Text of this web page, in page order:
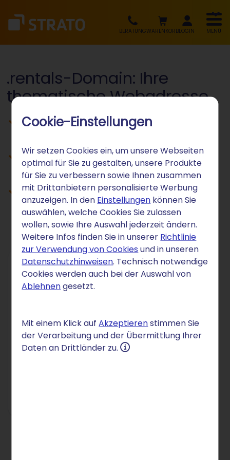
Cookie-Einstellungen
Wir setzen Cookies ein, um unsere Webseiten
optimal für Sie zu gestalten, unsere Produkte
für Sie zu verbessern sowie Ihnen zusammen
mit Drittanbietern personalisierte Werbung
anzuzeigen. In denEinstellungenkönnen Sie
auswählen, welche Cookies Sie zulassen
wollen, sowie Ihre Auswahl jederzeit ändern.
Weitere Infos finden Sie in unsererRichtlinie
zur Verwendung von Cookiesund in unseren
Datenschutzhinweisen. Technisch notwendige
Cookies werden auch bei der Auswahl von
Ablehnengesetzt.
Mit einem Klick aufAkzeptierenstimmen Sie
der Verarbeitung und der Übermittlung Ihrer
Daten an Drittländer zu.
BERATUNGWARENKORBLOGIN MENÜ
.rentals-Domain: Ihre
thematische Webadresse
Vermietungsangebote und
Rental-Services und Verleih
positionieren
Mietinteressierte gezielt ansprechen
DOMAIN
3,50 €/Mon.
für 12 Monate